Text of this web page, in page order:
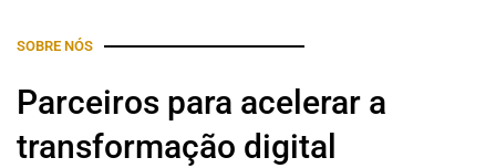
SOBRE NÓS
Parceiros para acelerar a
transformação digital